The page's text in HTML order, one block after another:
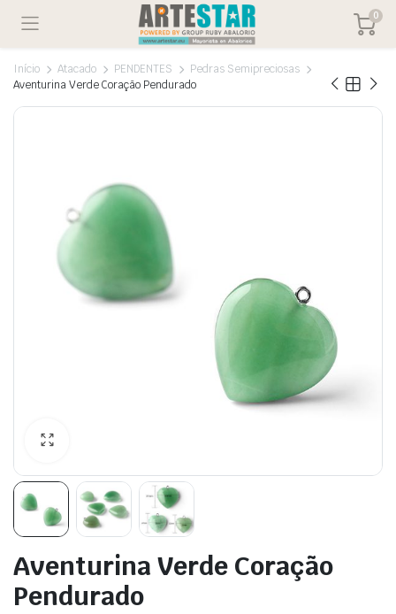
0
Início Atacado PENDENTES
Pedras Semipreciosas
Aventurina Verde Coração Pendurado
Aventurina Verde Coração
Pendurado